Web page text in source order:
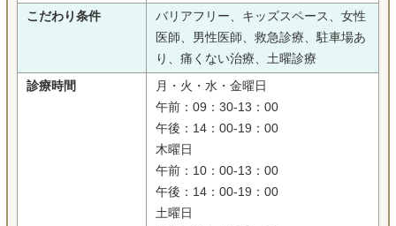
こだわり条件
バリアフリー、キッズスペース、女性
医師、男性医師、救急診療、駐車場あ
り、痛くない治療、土曜診療
診療時間
月・火・水・金曜日
午前：09：30-13：00
午後：14：00-19：00
木曜日
午前：10：00-13：00
午後：14：00-19：00
土曜日